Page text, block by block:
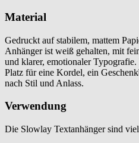
Material
Gedruckt auf stabilem, mattem
Anhänger ist weiß gehalten, mit
und klarer, emotionaler
Platz für eine Kordel, ein
nach Stil und Anlass.
Verwendung
Die Slowlay Textanhänger sind